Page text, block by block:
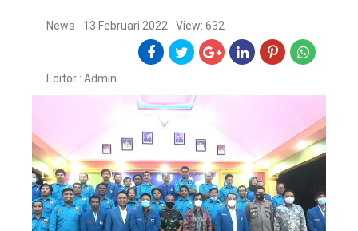
Edukasi Tekno
CHANEL
News 13 Februari 2022 View: 632
Editor : Admin